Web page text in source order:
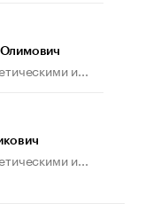
и...
и...